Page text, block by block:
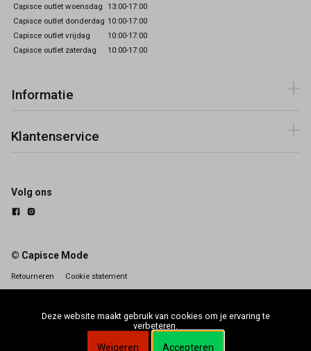
Capisce outlet woensdag 13:00-17:00
Capisce outlet donderdag 10:00-17:00
Capisce outlet vrijdag
10:00-17:00
Capisce outlet zaterdag
10:00-17:00
Informatie
Klantenservice
Volg ons
© Capisce Mode
Retourneren Cookie statement
Deze website maakt gebruik van cookies om je ervaring te
verbeteren.
Weigeren Accepteren